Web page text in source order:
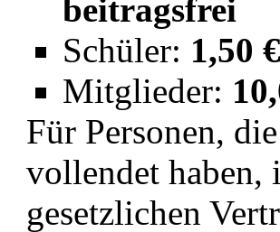
beitragsfrei
Schüler: 1,50 €
Mitglieder:
Für Personen,
vollendet haben,
gesetzlichen